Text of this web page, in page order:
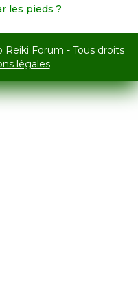
les pieds ?
Forum - Tous droits
légales